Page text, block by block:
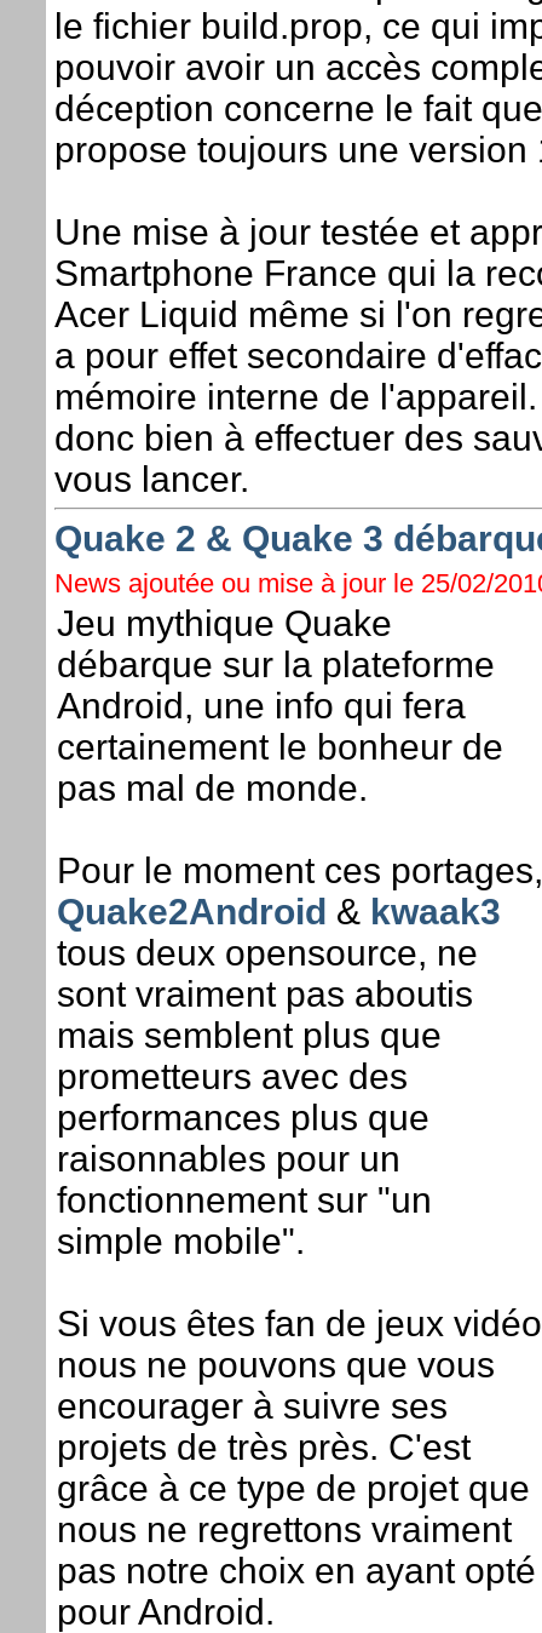
le fichier build.prop, ce qui
pouvoir avoir un accès
déception concerne le fait
propose toujours une version
Une mise à jour testée et
Smartphone France qui la
Acer Liquid même si l'on
a pour effet secondaire
mémoire interne de
donc bien à effectuer des
vous lancer.
Quake 2 & Quake 3
News ajoutée ou mise à jour le 25/02/
Jeu mythique Quake
débarque sur la plateforme
Android, une info qui fera
certainement le bonheur de
pas mal de monde.
Pour le moment ces portages,
Quake2Android & kwaak3
tous deux opensource, ne
sont vraiment pas aboutis
mais semblent plus que
prometteurs avec des
performances plus que
raisonnables pour un
fonctionnement sur "un
simple mobile".
Si vous êtes fan de jeux vidéo
nous ne pouvons que vous
encourager à suivre ses
projets de très près. C'est
grâce à ce type de projet que
nous ne regrettons vraiment
pas notre choix en ayant opté
pour Android.